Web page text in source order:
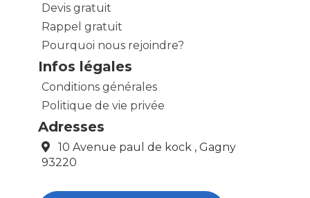
Devis gratuit
Rappel gratuit
Pourquoi nous rejoindre?
Infos légales
Conditions générales
Politique de vie privée
Adresses
10 Avenue paul de kock , Gagny
93220